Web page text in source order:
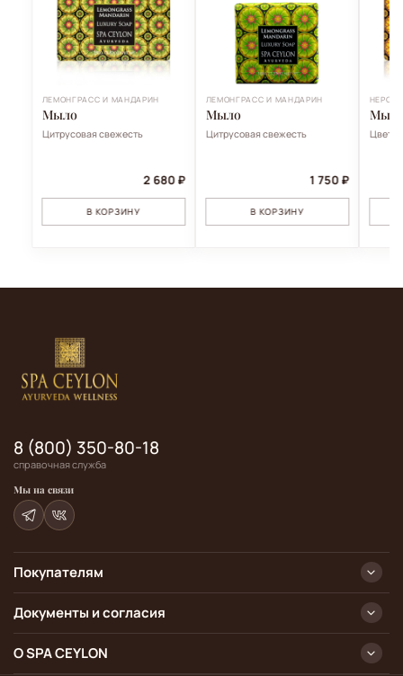
ЛЕМОНГРАСС И МАНДАРИН
Мыло
Цитрусовая свежесть
2 680 ₽
В КОРЗИНУ
ЛЕМОНГРАСС И МАНДАРИН
Мыло
Цитрусовая свежесть
1 750 ₽
В КОРЗИНУ
Покупателям
Документы и согласия
О SPA CEYLON
8 (800) 350-80-18
справочная служба
Мы на связи